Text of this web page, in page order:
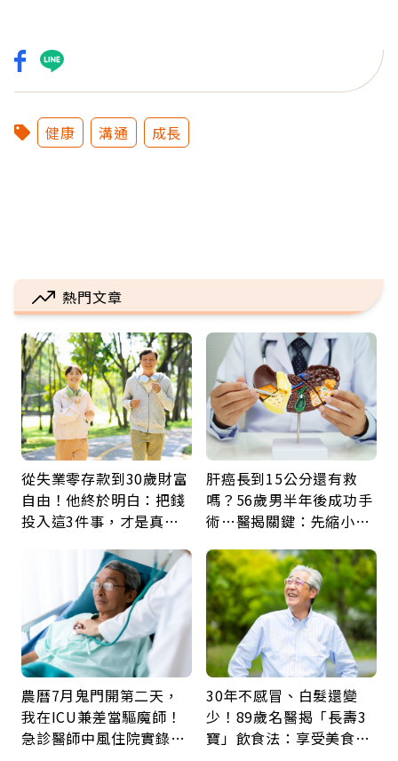
健康 溝通 成長
熱門文章
從失業零存款到30歲財富
自由！他終於明白：把錢
投入這3件事，才是真正
肝癌長到15公分還有救
嗎？56歲男半年後成功手
術…醫揭關鍵：先縮小腫
農曆7月鬼門開第二天，
我在ICU兼差當驅魔師！
急診醫師中風住院實錄：
30年不感冒、白髮還變
少！89歲名醫揭「長壽3
寶」飲食法：享受美食不